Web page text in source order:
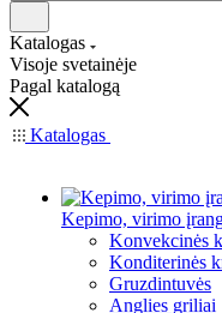
Katalogas
Visoje svetainėje
Pagal katalogą
Katalogas
Kepimo, virimo
Konvekcinės
Konditerinės
Gruzdintuvės
Anglies griliai